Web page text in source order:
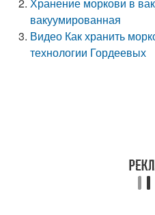
вакуумированная
Видео Как хранить
технологии Гордеевых